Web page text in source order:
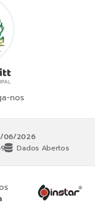
nos
06/2026
Dados Abertos